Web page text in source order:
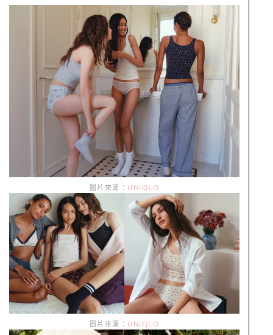
圖片來源： UNIQLO
圖片來源： UNIQLO